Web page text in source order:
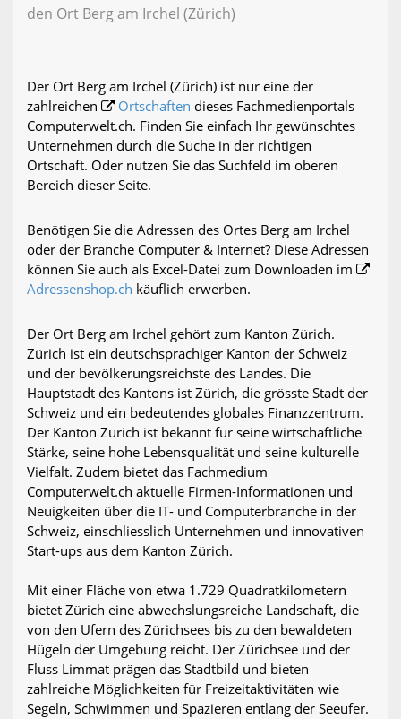
den Ort Berg am Irchel (Zürich)
Der Ort Berg am Irchel (Zürich) ist nur eine der
zahlreichen
Ortschaften dieses Fachmedienportals
Computerwelt.ch. Finden Sie einfach Ihr gewünschtes
Unternehmen durch die Suche in der richtigen
Ortschaft. Oder nutzen Sie das Suchfeld im oberen
Bereich dieser Seite.
Benötigen Sie die Adressen des Ortes Berg am Irchel
oder der Branche Computer & Internet? Diese Adressen
können Sie auch als Excel-Datei zum Downloaden im
Adressenshop.ch käuflich erwerben.
Der Ort Berg am Irchel gehört zum Kanton Zürich.
Zürich ist ein deutschsprachiger Kanton der Schweiz
und der bevölkerungsreichste des Landes. Die
Hauptstadt des Kantons ist Zürich, die grösste Stadt der
Schweiz und ein bedeutendes globales Finanzzentrum.
Der Kanton Zürich ist bekannt für seine wirtschaftliche
Stärke, seine hohe Lebensqualität und seine kulturelle
Vielfalt. Zudem bietet das Fachmedium
Computerwelt.ch aktuelle Firmen-Informationen und
Neuigkeiten über die IT- und Computerbranche in der
Schweiz, einschliesslich Unternehmen und innovativen
Start-ups aus dem Kanton Zürich.
Mit einer Fläche von etwa 1.729 Quadratkilometern
bietet Zürich eine abwechslungsreiche Landschaft, die
von den Ufern des Zürichsees bis zu den bewaldeten
Hügeln der Umgebung reicht. Der Zürichsee und der
Fluss Limmat prägen das Stadtbild und bieten
zahlreiche Möglichkeiten für Freizeitaktivitäten wie
Segeln, Schwimmen und Spazieren entlang der Seeufer.